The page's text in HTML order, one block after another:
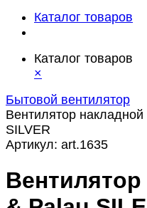
Каталог товаров
Каталог товаров
×
Бытовой вентилятор
Вентилятор
SILVER
Артикул: art.1635